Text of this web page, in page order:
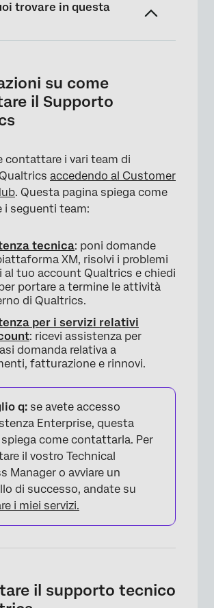
trovare in questa
il supporto tecnico di Qualtrics
l'assistenza aziendale
IA del supporto Qualtrics
un account con il supporto
il team di Account Services
su come
il Supporto
contattare i vari team di
accedendo al Customer
. Questa pagina spiega come
seguenti team:
tecnica: poni domande
XM, risolvi i problemi
al tuo account Qualtrics e chiedi
portare a termine le attività
di Qualtrics.
per i servizi relativi
: ricevi assistenza per
domanda relativa a
fatturazione e rinnovi.
q: se avete accesso
Enterprise, questa
come contattarla. Per
il vostro Technical
Manager o avviare un
di successo, andate su
i miei servizi.
il supporto tecnico